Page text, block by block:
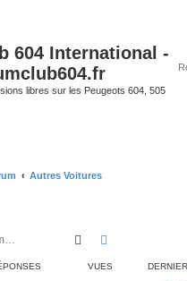
604 International -
libres sur les Peugeots 604, 505
Autres Voitures
Rechercher
VUES